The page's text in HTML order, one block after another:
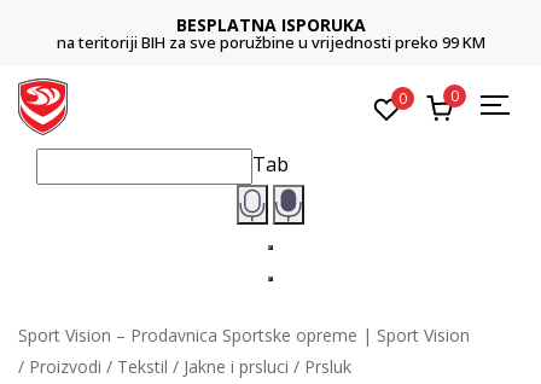
BESPLATNA ISPORUKA
na teritoriji BIH za sve poružbine u vrijednosti preko 99 KM
0 0
Tab
Sport Vision – Prodavnica Sportske opreme | Sport Vision
Proizvodi
Tekstil Jakne i prsluci
Prsluk